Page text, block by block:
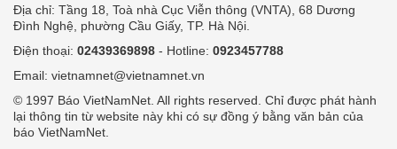
Địa chỉ: Tầng 18, Toà nhà Cục Viễn thông (VNTA), 68 Dương
Đình Nghệ, phường Cầu Giấy, TP. Hà Nội.
Điện thoại: 02439369898 - Hotline: 0923457788
Email: vietnamnet@vietnamnet.vn
© 1997 Báo VietNamNet. All rights reserved. Chỉ được phát hành
lại thông tin từ website này khi có sự đồng ý bằng văn bản của
báo VietNamNet.